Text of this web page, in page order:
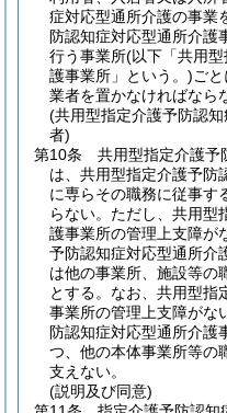
症対応型通所介護の事業
防認知症対応型通所介護
行う事業所(以下「共用
護事業所」という。)ご
業者を置かなければなら
(共用型指定介護予防認
者)
第10条
共用型指定介護予
は、共用型指定介護予防
に専らその職務に従事す
らない。 ただし、共用型
護事業所の管理上支障が
予防認知症対応型通所介
は他の事業所、施設等の
とする。 なお、共用型指
事業所の管理上支障がな
防認知症対応型通所介護
つ、他の本体事業所等の
支えない。
(説明及び同意)